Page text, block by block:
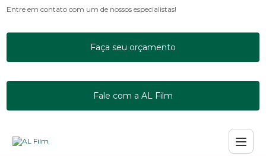
Entre em contato com um de nossos especialistas!
Faça seu orçamento
Fale com a AL Film